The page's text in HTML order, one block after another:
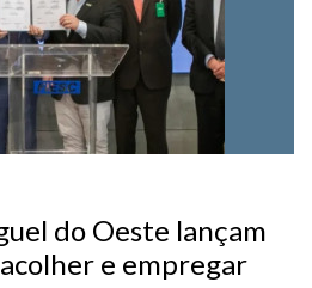
do Oeste lançam
e empregar